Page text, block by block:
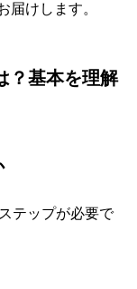
届けします。
？基本を理解
テップが必要で